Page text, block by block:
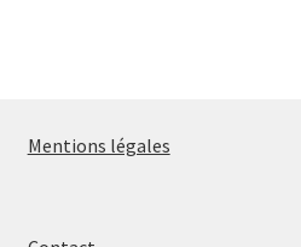
Mentions légales